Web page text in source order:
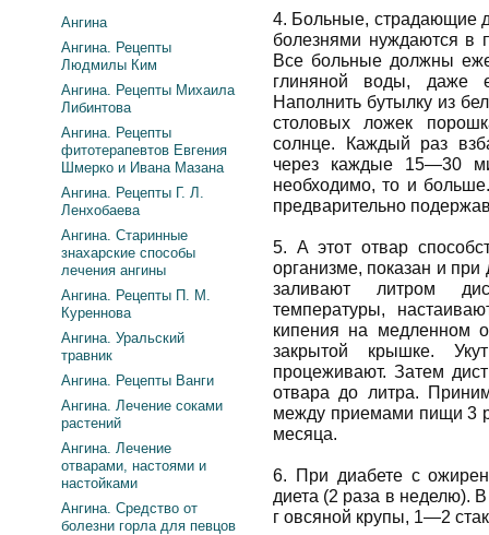
4. Больные, страдающие
болезнями нуждаются в
Все больные должны
глиняной воды,
Наполнить бутылку из
столовых ложек
солнце. Каждый раз
через каждые 15—30
необходимо, то и
предварительно
5. А этот отвар
организме, показан и
заливают литром
температуры,
кипения на медленном
закрытой крышке.
процеживают. Затем
отвара до литра.
между приемами пищи 3
месяца.
6. При диабете с
диета (2 раза в неделю).
г овсяной крупы, 1—2
Ангина
Ангина. Рецепты
Людмилы Ким
Ангина. Рецепты Михаила
Либинтова
Ангина. Рецепты
фитотерапевтов Евгения
Шмерко и Ивана Мазана
Ангина. Рецепты Г. Л.
Ленхобаева
Ангина. Старинные
знахарские способы
лечения ангины
Ангина. Рецепты П. М.
Куреннова
Ангина. Уральский
травник
Ангина. Рецепты Ванги
Ангина. Лечение соками
растений
Ангина. Лечение
отварами, настоями и
настойками
Ангина. Средство от
болезни горла для певцов